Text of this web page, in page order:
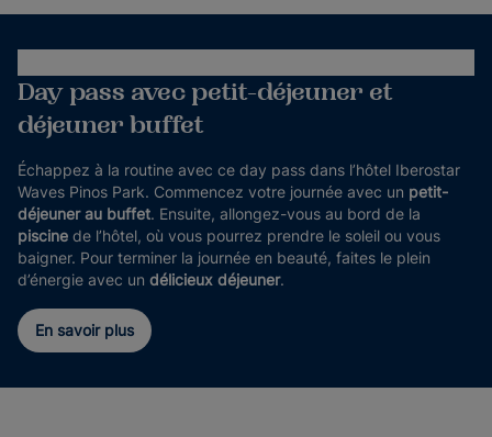
Day pass avec petit-déjeuner et
déjeuner buffet
Échappez à la routine avec ce day pass dans l’hôtel Iberostar
Waves Pinos Park. Commencez votre journée avec un petit-
déjeuner au buffet. Ensuite, allongez-vous au bord de la
piscine de l’hôtel, où vous pourrez prendre le soleil ou vous
baigner. Pour terminer la journée en beauté, faites le plein
d’énergie avec un délicieux déjeuner.
En savoir plus